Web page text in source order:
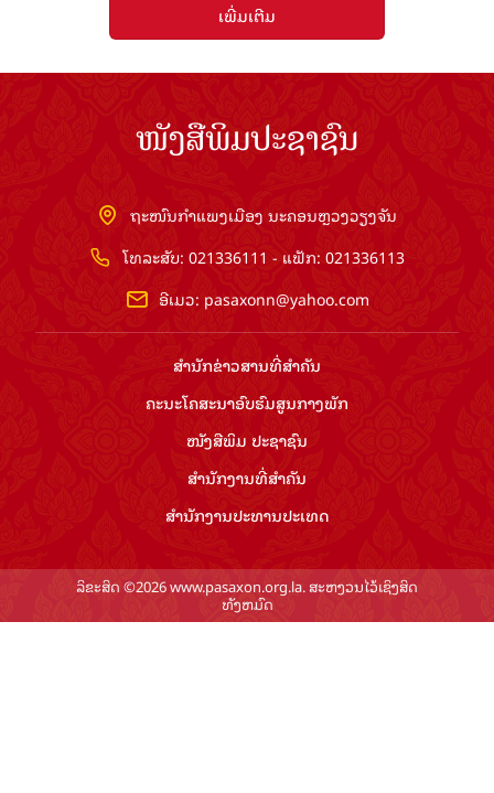
ເພີ່ມເຕີມ
ໜັງສືພິມປະຊາຊົນ
ຖະໜົນກຳແພງເມືອງ ນະຄອນຫຼວງວຽງຈັນ
ໂທລະສັບ: 021336111 - ແຟັກ: 021336113
ອີເມວ: pasaxonn@yahoo.com
ສຳ​ນັກ​ຂ່າວ​ສານ​ທີ່​ສຳ​ຄັນ​
ຄະນະໂຄສະນາອົບຮົມ​ສູນ​ກາງ​ພັກ
ໜັງສືພິມ ປະ​ຊາ​ຊົນ
ສຳ​ນັກ​ງານ​ທີ່​ສຳ​ຄັນ
ສຳ​ນັກ​ງານ​ປະ​ທານ​ປະ​ເທດ
ລິຂະສິດ ©2026 www.pasaxon.org.la. ສະຫງວນໄວ້ເຊິງສິດ
ທັງຫມົດ